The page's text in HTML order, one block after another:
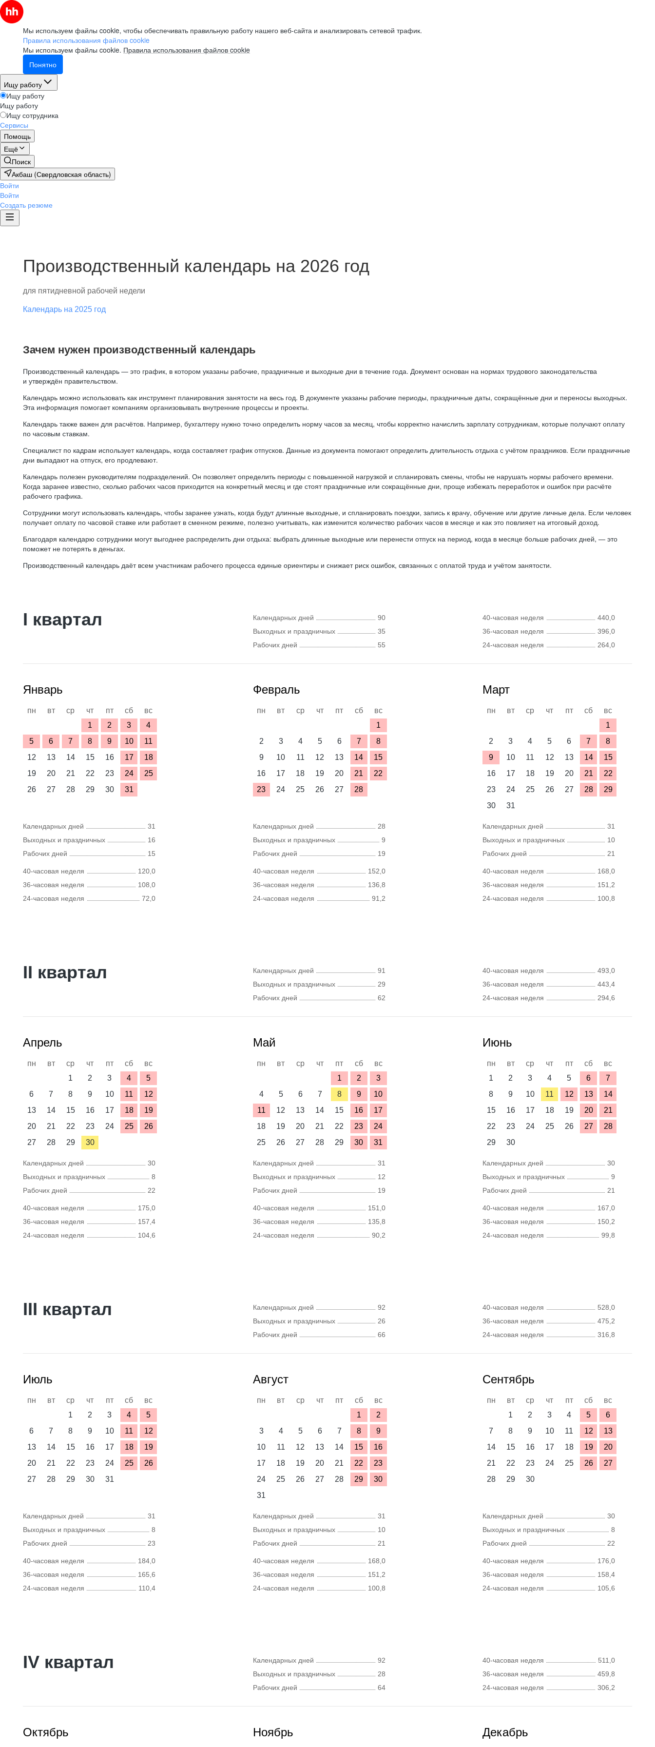
Мы используем файлы cookie, чтобы обеспечивать правильную работу нашего веб-сайта и анализировать сетевой трафик.
Правила использования файлов cookie
Мы используем файлы cookie. Правила использования файлов cookie
Понятно
Ищу работу
Ищу работу
Ищу работу
Ищу сотрудника
Сервисы
Помощь
Ещё
Поиск
Акбаш (Свердловская область)
Войти
Войти
Создать резюме
Производственный календарь на 2026 год
для пятидневной рабочей недели
Календарь на 2025 год
Зачем нужен производственный календарь
Производственный календарь — это график, в котором указаны рабочие, праздничные и выходные дни в течение года. Документ основан на нормах трудового законодательства
и утверждён правительством.
Календарь можно использовать как инструмент планирования занятости на весь год. В документе указаны рабочие периоды, праздничные даты, сокращённые дни и переносы выходных.
Эта информация помогает компаниям организовывать внутренние процессы и проекты.
Календарь также важен для расчётов. Например, бухгалтеру нужно точно определить норму часов за месяц, чтобы корректно начислить зарплату сотрудникам, которые получают оплату
по часовым ставкам.
Специалист по кадрам использует календарь, когда составляет график отпусков. Данные из документа помогают определить длительность отдыха с учётом праздников. Если праздничные
дни выпадают на отпуск, его продлевают.
Календарь полезен руководителям подразделений. Он позволяет определить периоды с повышенной нагрузкой и спланировать смены, чтобы не нарушать нормы рабочего времени.
Когда заранее известно, сколько рабочих часов приходится на конкретный месяц и где стоят праздничные или сокращённые дни, проще избежать переработок и ошибок при расчёте
рабочего графика.
Сотрудники могут использовать календарь, чтобы заранее узнать, когда будут длинные выходные, и спланировать поездки, запись к врачу, обучение или другие личные дела. Если человек
получает оплату по часовой ставке или работает в сменном режиме, полезно учитывать, как изменится количество рабочих часов в месяце и как это повлияет на итоговый доход.
Благодаря календарю сотрудники могут выгоднее распределить дни отдыха: выбрать длинные выходные или перенести отпуск на период, когда в месяце больше рабочих дней, — это
поможет не потерять в деньгах.
Производственный календарь даёт всем участникам рабочего процесса единые ориентиры и снижает риск ошибок, связанных с оплатой труда и учётом занятости.
I квартал Календарных дней
90
Выходных и праздничных
35
Рабочих дней
55
40-часовая неделя
440,0
36-часовая неделя
396,0
24-часовая неделя
264,0
Январь
пн вт ср чт пт сб
вс
1
2 3
4
5
6 7 8 9 10
11
12
13 14 15 16 17
18
19
20 21 22 23 24
25
26
27 28 29 30 31
Календарных дней
31
Выходных и праздничных
16
Рабочих дней
15
40-часовая неделя
120,0
36-часовая неделя
108,0
24-часовая неделя
72,0
Февраль
пн вт ср чт пт сб
вс
1
2
3 4 5 6 7
8
9
10 11 12 13 14
15
16
17 18 19 20 21
22
23
24 25 26 27 28
Календарных дней
28
Выходных и праздничных
9
Рабочих дней
19
40-часовая неделя
152,0
36-часовая неделя
136,8
24-часовая неделя
91,2
Март
пн вт ср чт пт сб
вс
1
2
3 4 5 6 7
8
9
10 11 12 13 14
15
16
17 18 19 20 21
22
23
24 25 26 27 28
29
30
31
Календарных дней
31
Выходных и праздничных
10
Рабочих дней
21
40-часовая неделя
168,0
36-часовая неделя
151,2
24-часовая неделя
100,8
II квартал Календарных дней
91
Выходных и праздничных
29
Рабочих дней
62
40-часовая неделя
493,0
36-часовая неделя
443,4
24-часовая неделя
294,6
Апрель
пн вт ср чт пт сб
вс
1
2 3 4
5
6
7 8 9 10 11
12
13
14 15 16 17 18
19
20
21 22 23 24 25
26
27
28 29 30
Календарных дней
30
Выходных и праздничных
8
Рабочих дней
22
40-часовая неделя
175,0
36-часовая неделя
157,4
24-часовая неделя
104,6
Май
пн вт ср чт пт сб
вс
1
2
3
4
5 6 7 8 9
10
11
12 13 14 15 16
17
18
19 20 21 22 23
24
25
26 27 28 29 30 31
Календарных дней
31
Выходных и праздничных
12
Рабочих дней
19
40-часовая неделя
151,0
36-часовая неделя
135,8
24-часовая неделя
90,2
Июнь
пн вт ср чт пт сб
вс
1
2 3 4 5 6
7
8
9 10 11 12 13
14
15
16 17 18 19 20
21
22
23 24 25 26 27
28
29
30
Календарных дней
30
Выходных и праздничных
9
Рабочих дней
21
40-часовая неделя
167,0
36-часовая неделя
150,2
24-часовая неделя
99,8
III квартал Календарных дней
92
Выходных и праздничных
26
Рабочих дней
66
40-часовая неделя
528,0
36-часовая неделя
475,2
24-часовая неделя
316,8
Июль
пн вт ср чт пт сб
вс
1
2 3 4
5
6
7 8 9 10 11
12
13
14 15 16 17 18
19
20
21 22 23 24 25
26
27
28 29 30 31
Календарных дней
31
Выходных и праздничных
8
Рабочих дней
23
40-часовая неделя
184,0
36-часовая неделя
165,6
24-часовая неделя
110,4
Август
пн вт ср чт пт сб
вс
1
2
3
4 5 6 7 8
9
10
11 12 13 14 15
16
17
18 19 20 21 22
23
24
25 26 27 28 29
30
31
Календарных дней
31
Выходных и праздничных
10
Рабочих дней
21
40-часовая неделя
168,0
36-часовая неделя
151,2
24-часовая неделя
100,8
Сентябрь
пн вт ср чт пт сб
вс
1
2 3 4 5
6
7
8 9 10 11 12
13
14
15 16 17 18 19
20
21
22 23 24 25 26
27
28
29 30
Календарных дней
30
Выходных и праздничных
8
Рабочих дней
22
40-часовая неделя
176,0
36-часовая неделя
158,4
24-часовая неделя
105,6
IV квартал Календарных дней
92
Выходных и праздничных
28
Рабочих дней
64
40-часовая неделя
511,0
36-часовая неделя
459,8
24-часовая неделя
306,2
Октябрь Ноябрь Декабрь